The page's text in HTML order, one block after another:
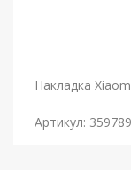
Накладка
Артикул: 359789